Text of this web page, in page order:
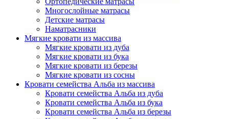
Многослойные матрасы
Детские матрасы
Наматрасники
Мягкие кровати из массива
Мягкие кровати из дуба
Мягкие кровати из бука
Мягкие кровати из березы
Мягкие кровати из сосны
Кровати семейства Альба из массива
Кровати семейства Альба из дуба
Кровати семейства Альба из бука
Кровати семейства Альба из березы